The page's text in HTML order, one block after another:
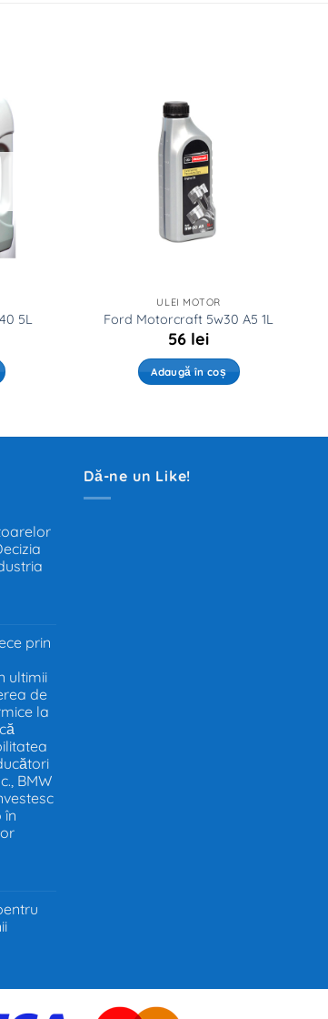
5L
ULEI MOTOR
Ford Motorcraft 5w30 A5 1L
56 lei
Adaugă în coș
prin
ultimii
de
la
BMW
în
Dă-ne un Like!